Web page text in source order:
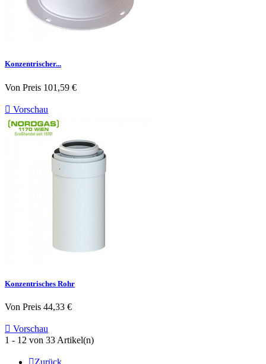
Konzentrischer...
Von Preis 101,59 €
 Vorschau
Konzentrisches Rohr
Von Preis 44,33 €
 Vorschau
1 - 12 von 33 Artikel(n)
Zurück